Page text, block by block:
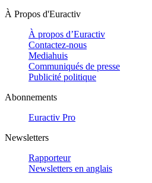
À Propos d'Euractiv
À propos d’Euractiv
Contactez-nous
Mediahuis
Communiqués de presse
Publicité politique
Abonnements
Euractiv Pro
Newsletters
Rapporteur
Newsletters en anglais